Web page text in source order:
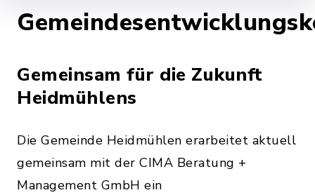
Gemeinsam für die Zukunft
Heidmühlens
Die Gemeinde Heidmühlen erarbeitet aktuell
gemeinsam mit der CIMA Beratung +
Management GmbH ein